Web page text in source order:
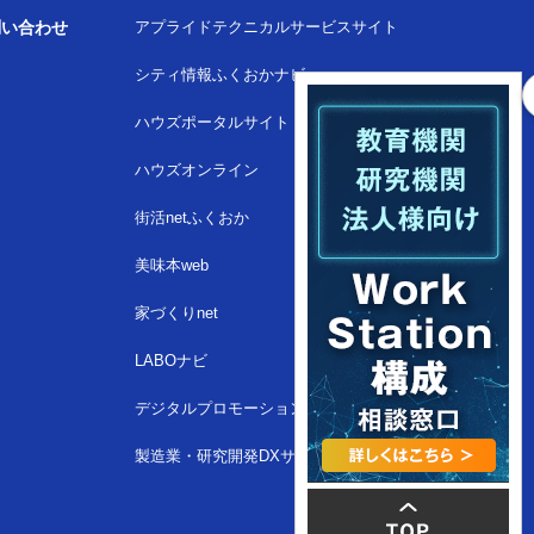
合わせ アプライドテクニカルサービスサイト
シティ情報ふくおかナビ
ハウズポータルサイト
ハウズオンライン
街活netふくおか
美味本web
家づくりnet
LABOナビ
デジタルプロモーションサイト
製造業・研究開発DXサイト